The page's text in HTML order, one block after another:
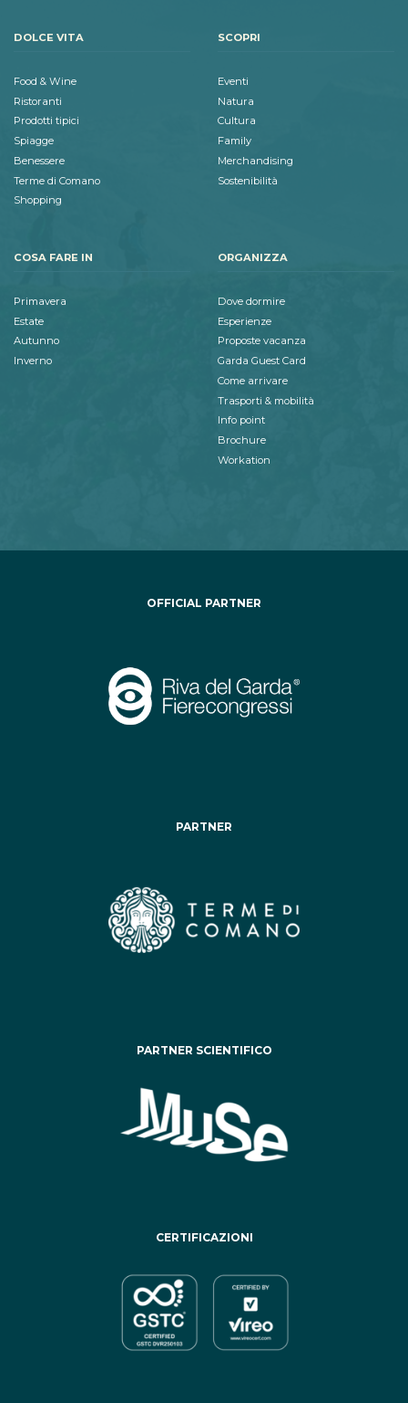
DOLCE VITA
Food & Wine
Ristoranti
Prodotti tipici
Spiagge
Benessere
Terme di Comano
Shopping
SCOPRI
Eventi
Natura
Cultura
Family
Merchandising
Sostenibilità
COSA FARE IN
Primavera
Estate
Autunno
Inverno
ORGANIZZA
Dove dormire
Esperienze
Proposte vacanza
Garda Guest Card
Come arrivare
Trasporti & mobilità
Info point
Brochure
Workation
OFFICIAL PARTNER
PARTNER
PARTNER SCIENTIFICO
CERTIFICAZIONI